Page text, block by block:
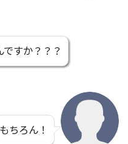
ですか？？？
もちろん！